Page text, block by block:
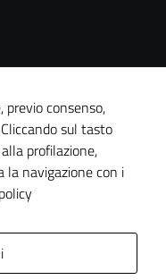
previo consenso,
sul tasto
profilazione,
la navigazione con i